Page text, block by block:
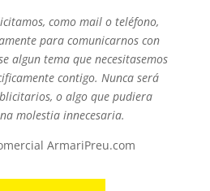
como mail o teléfono,
para comunicarnos con
algun tema que necesitasemos
contigo. Nunca será
o algo que pudiera
molestia innecesaria.
ArmariPreu.com